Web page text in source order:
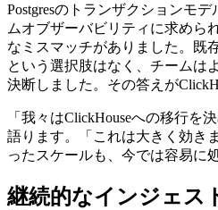
Postgresのトランザクションモ
ムオブザーバビリティに求めら
なミスマッチがありました。既
という選択肢はなく、チームは
決断しました。その答えが
「我々はClickHouseへの移行を
語ります。「これは大きく効き
ったスケールも、今では容易に
継続的なインジェス